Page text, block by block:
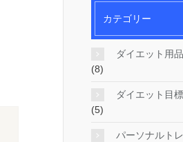
カテゴリー
ダイエット用品
(8)
ダイエット目標
(5)
パーソナルト